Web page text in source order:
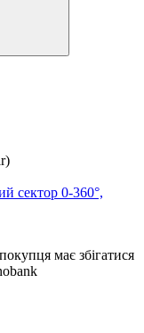
має збігатися